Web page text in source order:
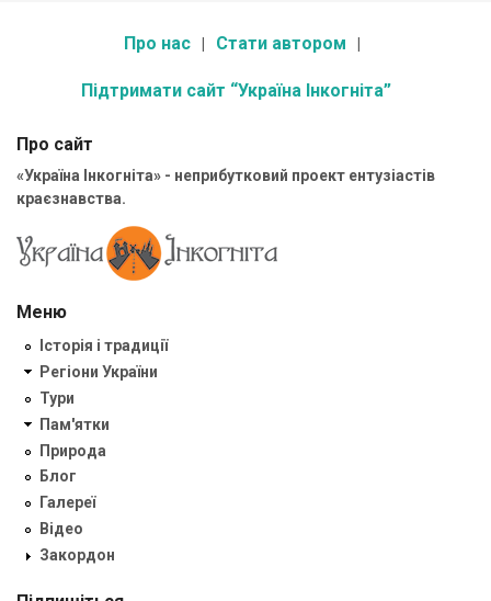
Про нас Стати автором
Підтримати сайт “Україна Інкогніта”
Про сайт
«Україна Інкогніта» - неприбутковий проект ентузіастів
краєзнавства.
Меню
Історія і традиції
Регіони України
Тури
Пам'ятки
Природа
Блог
Галереї
Відео
Закордон